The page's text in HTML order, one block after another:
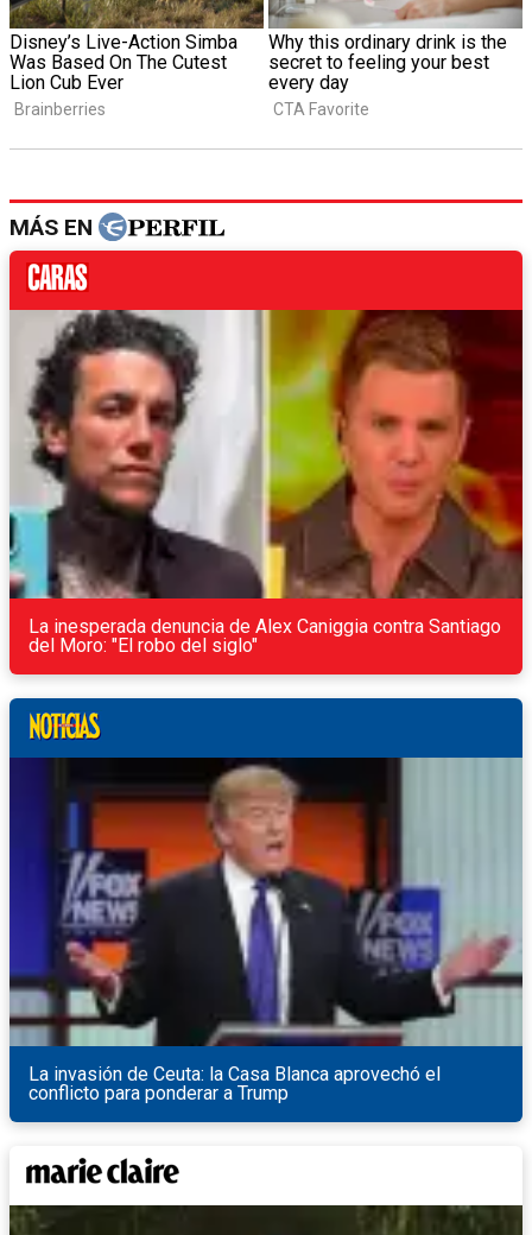
MÁS EN
La inesperada denuncia de Alex Caniggia contra Santiago
del Moro: "El robo del siglo"
La invasión de Ceuta: la Casa Blanca aprovechó el
conflicto para ponderar a Trump